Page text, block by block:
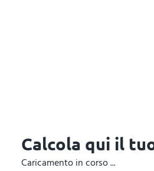
Calcola qui il
Caricamento in corso ...